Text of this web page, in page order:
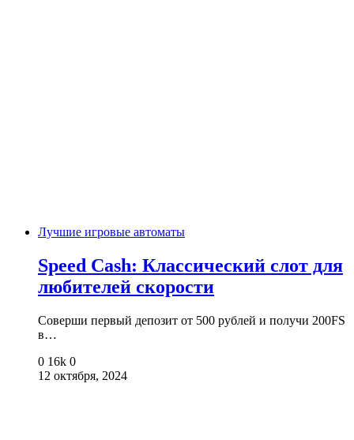
Лучшие игровые автоматы
Speed Cash: Классический слот для
любителей скорости
Соверши первый депозит от 500 рублей и получи 200FS
в…
0 16k 0
12 октября, 2024